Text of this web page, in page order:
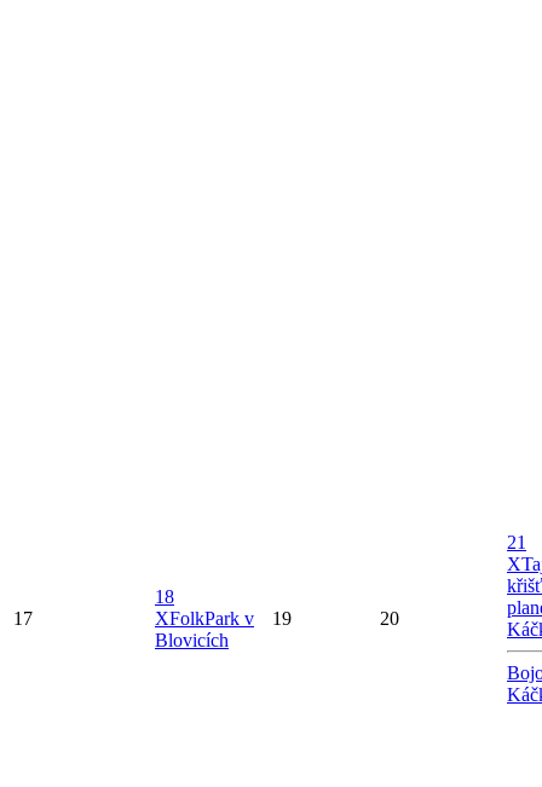
17
18
XFolkPark v
Blovicích
19 20
21
X